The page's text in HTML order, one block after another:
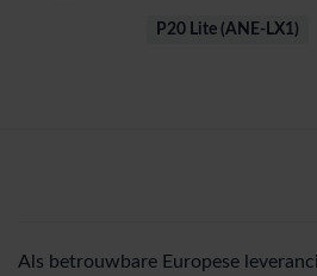
P20 Lite (ANE-LX1)
Als betrouwbare Europese